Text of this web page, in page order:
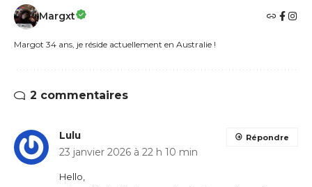
Margxt
Margot 34 ans, je réside actuellement en Australie !
2 commentaires
Lulu
23 janvier 2026 à 22 h 10 min
Hello,
Répondre